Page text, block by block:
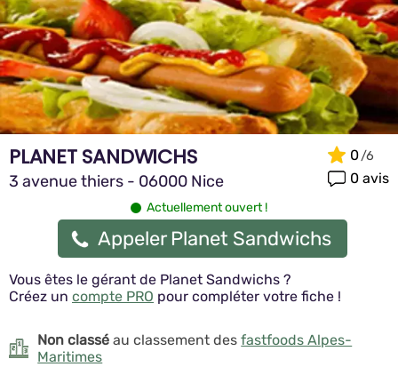
PLANET SANDWICHS
3 avenue thiers - 06000 Nice
0
0 avis
Actuellement ouvert !
Appeler Planet Sandwichs
Vous êtes le gérant de Planet Sandwichs ?
Créez un compte PRO pour compléter votre fiche !
Non classé au classement desfastfoods Alpes-
Maritimes